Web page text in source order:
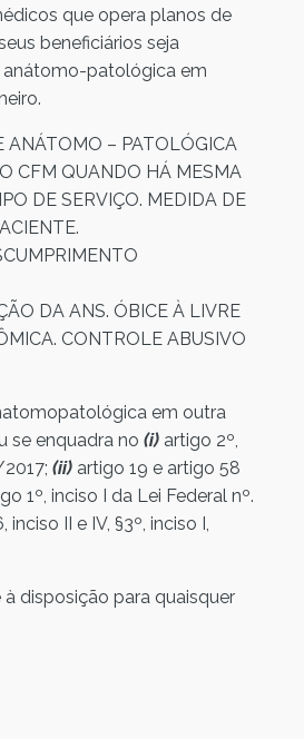
que opera planos de
beneficiários seja
anátomo-patológica em
ANÁTOMO – PATOLÓGICA
CFM QUANDO HÁ MESMA
DE SERVIÇO. MEDIDA DE
DA ANS. ÓBICE À LIVRE
CONTROLE ABUSIVO
em outra
se enquadra no (i) artigo 2º,
(ii) artigo 19 e artigo 58
1º, inciso I da Lei Federal nº.
inciso II e IV, §3º, inciso I,
disposição para quaisquer